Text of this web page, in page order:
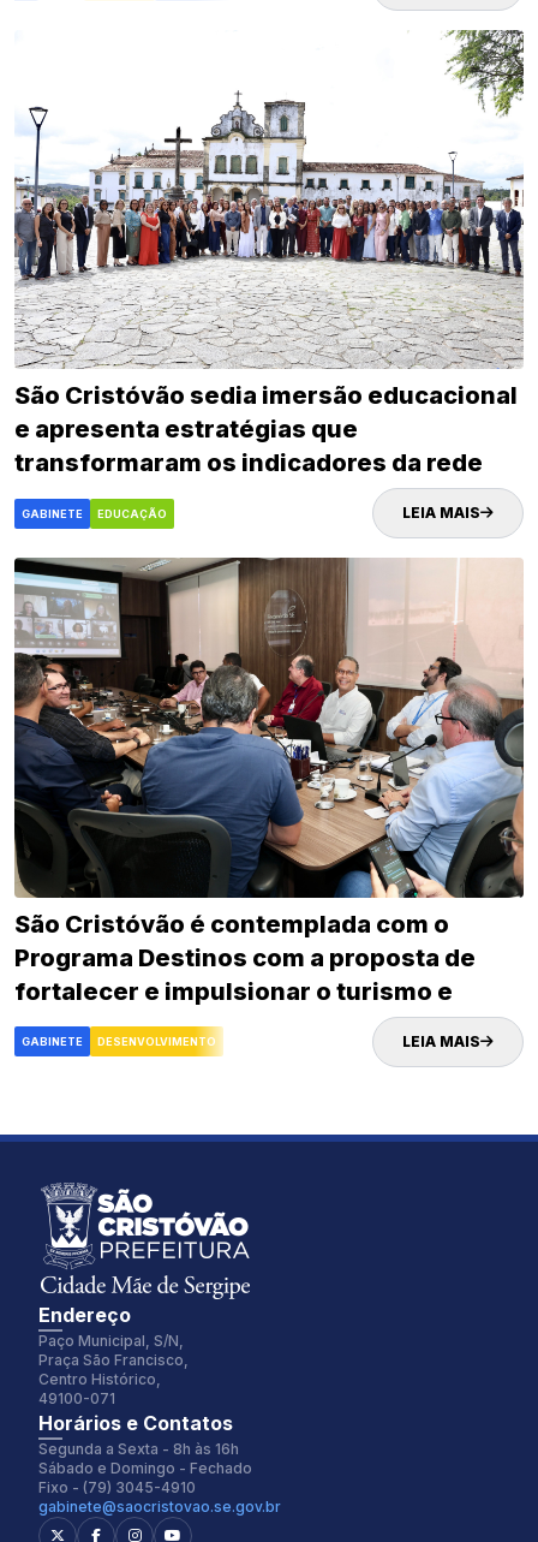
São Cristóvão sedia imersão educacional
e apresenta estratégias que
transformaram os indicadores da rede
municipal
GABINETE EDUCAÇÃO LEIA MAIS
São Cristóvão é contemplada com o
Programa Destinos com a proposta de
fortalecer e impulsionar o turismo e
desenvolvimento econômico da cidade
GABINETE DESENVOLVIMENTO LEIA MAIS
Inter
Espaçamento Fonte:
Endereço
Paço Municipal, S/N,
Praça São Francisco,
Centro Histórico,
49100-071
Horários e Contatos
Segunda a Sexta - 8h às 16h
Sábado e Domingo - Fechado
Fixo - (79) 3045-4910
gabinete@saocristovao.se.gov.br